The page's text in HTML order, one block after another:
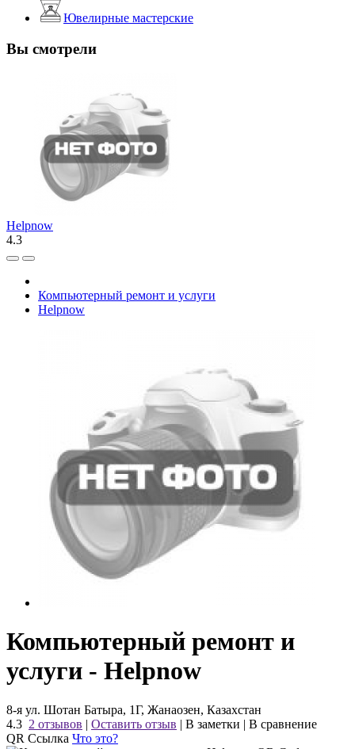
Ювелирные мастерские
Вы смотрели
Helpnow
4.3
Компьютерный ремонт и услуги
Helpnow
Компьютерный ремонт и
услуги - Helpnow
8-я ул. Шотан Батыра, 1Г, Жанаозен, Казахстан
4.3 2 отзывов | Оставить отзыв | В заметки | В сравнение
QR Ссылка Что это?